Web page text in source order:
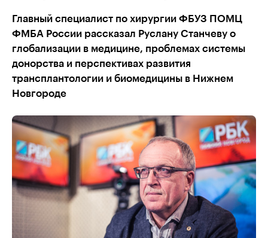
Главный специалист по хирургии ФБУЗ ПОМЦ
ФМБА России рассказал Руслану Станчеву о
глобализации в медицине, проблемах системы
донорства и перспективах развития
трансплантологии и биомедицины в Нижнем
Новгороде